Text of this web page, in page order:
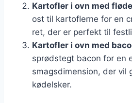
Kartofler i ovn med fløde
ost til kartoflerne for en
ret, der er perfekt til
Kartofler i ovn med
sprødstegt bacon for en
smagsdimension, der vil
kødelsker.